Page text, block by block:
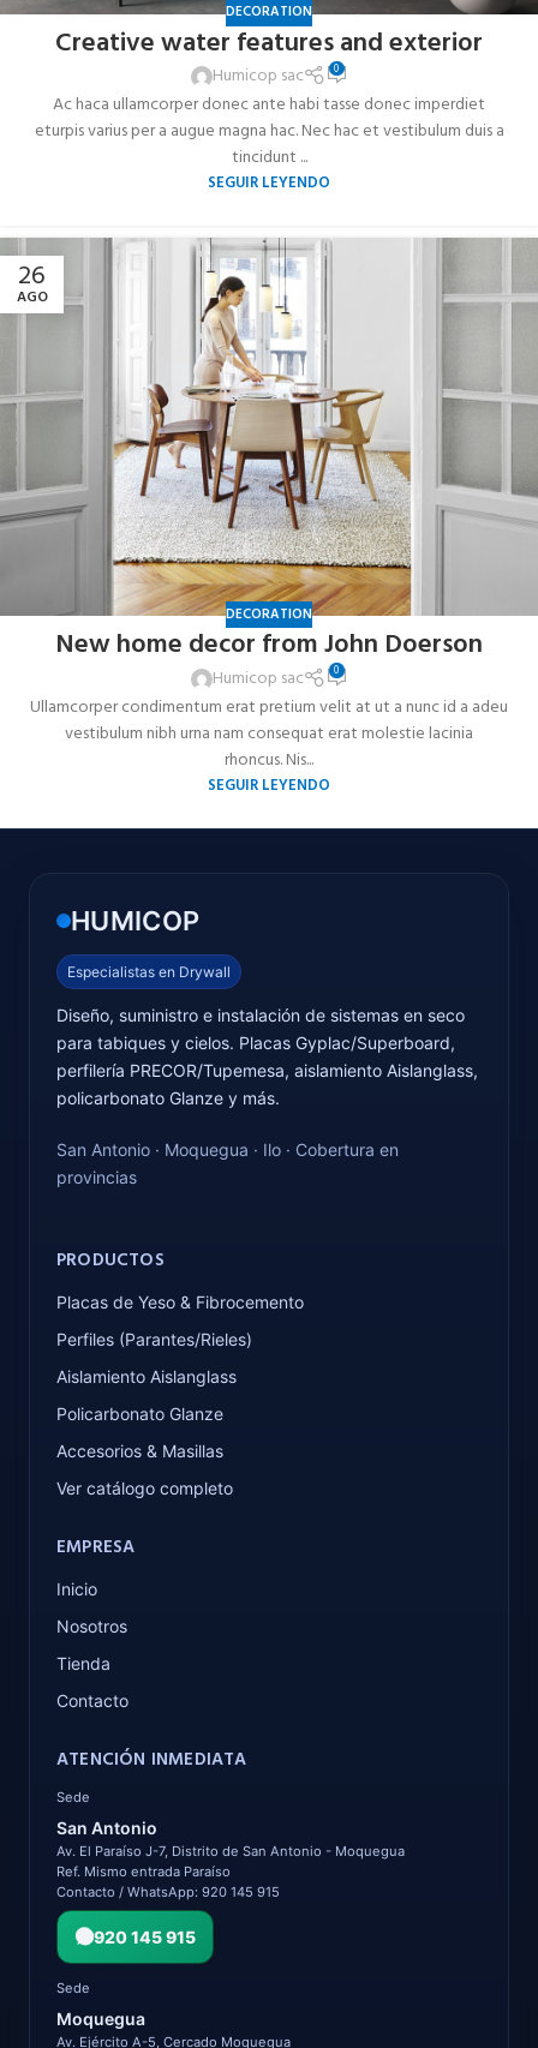
DECORATION
Creative water features and exterior
Humicop sac 0
Ac haca ullamcorper donec ante habi tasse donec imperdiet
eturpis varius per a augue magna hac. Nec hac et vestibulum duis a
tincidunt ...
SEGUIR LEYENDO
26
AGO
DECORATION
New home decor from John Doerson
Humicop sac 0
Ullamcorper condimentum erat pretium velit at ut a nunc id a adeu
vestibulum nibh urna nam consequat erat molestie lacinia
rhoncus. Nis...
SEGUIR LEYENDO
HUMICOP
Especialistas en Drywall
Diseño, suministro e instalación de sistemas en seco
para tabiques y cielos. Placas Gyplac/Superboard,
perfilería PRECOR/Tupemesa, aislamiento Aislanglass,
policarbonato Glanze y más.
San Antonio · Moquegua · Ilo · Cobertura en
provincias
PRODUCTOS
Placas de Yeso & Fibrocemento
Perfiles (Parantes/Rieles)
Aislamiento Aislanglass
Policarbonato Glanze
Accesorios & Masillas
Ver catálogo completo
EMPRESA
Inicio
Nosotros
Tienda
Contacto
ATENCIÓN INMEDIATA
Sede
San Antonio
Av. El Paraíso J-7, Distrito de San Antonio - Moquegua
Ref. Mismo entrada Paraíso
Contacto / WhatsApp: 920 145 915
920 145 915
Sede
Moquegua
Av. Ejército A-5, Cercado Moquegua